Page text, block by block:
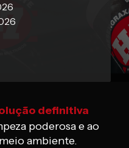
definitiva
poderosa e ao
ambiente.